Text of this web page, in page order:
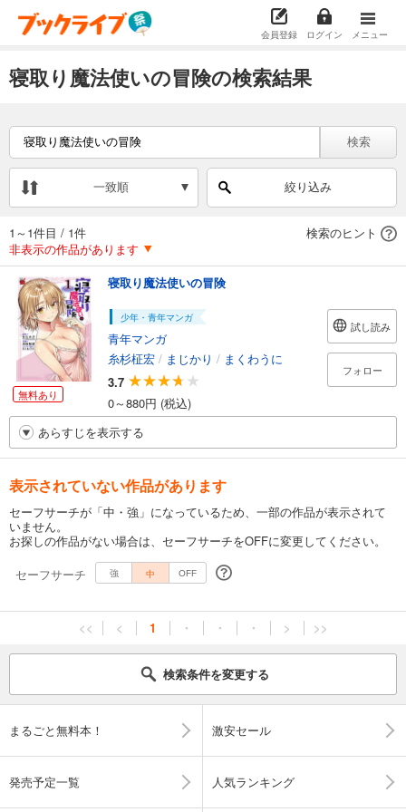
会員登録 ログイン メニュー
寝取り魔法使いの冒険の検索結果
検索
一致順 絞り込み
1～1件目 / 1件
検索のヒント
非表示の作品があります
無料あり
寝取り魔法使いの冒険
少年・青年マンガ
青年マンガ
糸杉柾宏 / まじかり / まくわうに
3.7
0～880円 (税込)
試し読み
フォロー
あらすじを表示する
表示されていない作品があります
セーフサーチが「中・強」になっているため、一部の作品が表示されて
いません。
お探しの作品がない場合は、セーフサーチをOFFに変更してください。
セーフサーチ
強 中 OFF
<< < 1 ・ ・ ・ > >>
検索条件を変更する
まるごと無料本！ 激安セール
発売予定一覧 人気ランキング